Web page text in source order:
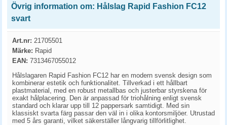
Övrig information om: Hålslag Rapid Fashion FC12
svart
Art.nr: 21705501
Märke: Rapid
EAN: 7313467055012
Hålslagaren Rapid Fashion FC12 har en modern svensk design som
kombinerar estetik och funktionalitet. Tillverkad i ett hållbart
plastmaterial, med en robust metallbas och justerbar styrskena för
exakt hålplacering. Den är anpassad för triohålning enligt svensk
standard och klarar upp till 12 pappersark samtidigt. Med sin
klassiskt svarta färg passar den väl in i olika kontorsmiljöer. Utrustad
med 5 års garanti, vilket säkerställer långvarig tillförlitlighet.